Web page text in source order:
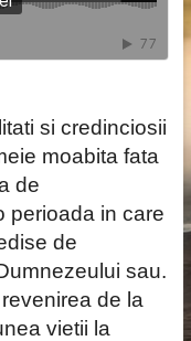
si credinciosii
moabita fata
de
perioada in care
de
sau.
de la
vietii la